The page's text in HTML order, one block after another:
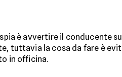
è avvertire il conducente
tuttavia la cosa da fare è
in officina.